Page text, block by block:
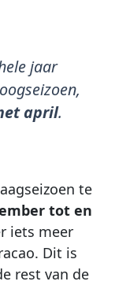
jaar
april.
te
tot en
iets meer
Dit is
rest van de